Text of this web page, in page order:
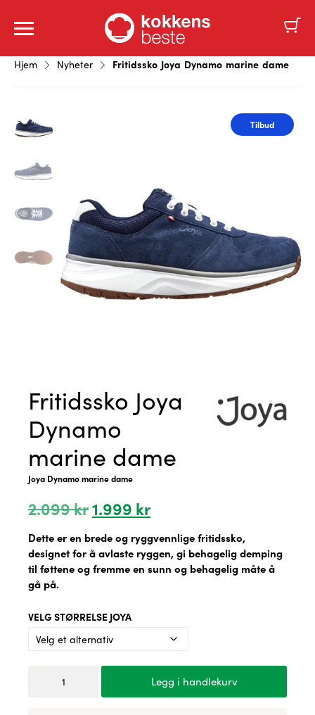
Hjem Nyheter Fritidssko Joya Dynamo marine dame
Tilbud
Fritidssko Joya
Dynamo
marine dame
Joya Dynamo marine dame
2.099krOpprinnelig
pris
var:
2.099 kr.
1.999 krNåværende
pris
er:
1.999 kr.
Dette er en brede og ryggvennlige fritidssko,
designet for å avlaste ryggen, gi behagelig demping
til føttene og fremme en sunn og behagelig måte å
gå på.
VELG STØRRELSE JOYA
Legg i handlekurv